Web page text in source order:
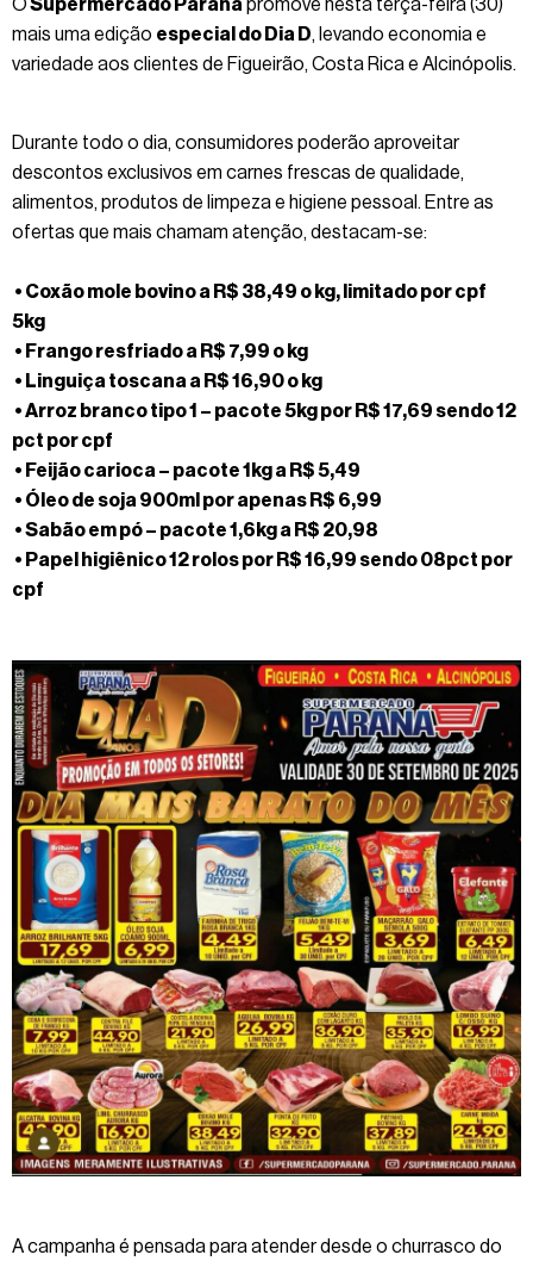
OSupermercado Paraná promove nesta terça-feira (30)
mais uma edição especial do Dia D, levando economia e
variedade aos clientes de Figueirão, Costa Rica e Alcinópolis.
Durante todo o dia, consumidores poderão aproveitar
descontos exclusivos em carnes frescas de qualidade,
alimentos, produtos de limpeza e higiene pessoal. Entre as
ofertas que mais chamam atenção, destacam-se:
• Coxão mole bovino a R$ 38,49 o kg, limitado por cpf
5kg
• Frango resfriado a R$ 7,99 o kg
• Linguiça toscana a R$ 16,90 o kg
• Arroz branco tipo 1 – pacote 5kg por R$ 17,69 sendo 12
pct por cpf
• Feijão carioca – pacote 1kg a R$ 5,49
• Óleo de soja 900ml por apenas R$ 6,99
• Sabão em pó – pacote 1,6kg a R$ 20,98
• Papel higiênico 12 rolos por R$ 16,99 sendo 08pct por
cpf
A campanha é pensada para atender desde o churrasco do